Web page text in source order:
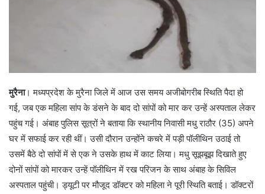
मुरैना। मध्यप्रदेश के मुरैना जिले में आज उस समय अजीबोगरीब स्थिति पैदा हो
गई, जब एक महिला सांप के डंसने के बाद दो सांपों को मार कर उन्हें अस्पताल लेकर
पहुंच गई। अंबाह पुलिस सूत्रों ने बताया कि स्थानीय निवासी मधु राठौर (35) अपने
घर में सफाई कर रही थीं। उसी दौरान उन्होंने कचरे में पड़ी पॉलीथिन उठाई तो
उसमें बैठे दो सांपों में से एक ने उसके हाथ में काट लिया। मधु सूझबूझ दिखाते हुए
दोनों सांपों को मारकर उन्हें पॉलीथिन में रख परिजन के साथ अंबाह के सिविल
अस्पताल पहुंची। ड्यूटी पर मौजूद डॉक्टर को महिला ने पूरी स्थिति बताई। डॉक्टरों